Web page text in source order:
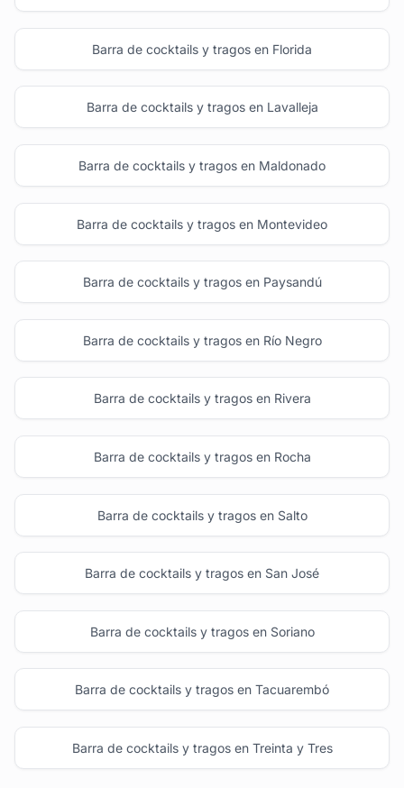
Barra de cocktails y tragos en Florida
Barra de cocktails y tragos en Lavalleja
Barra de cocktails y tragos en Maldonado
Barra de cocktails y tragos en Montevideo
Barra de cocktails y tragos en Paysandú
Barra de cocktails y tragos en Río Negro
Barra de cocktails y tragos en Rivera
Barra de cocktails y tragos en Rocha
Barra de cocktails y tragos en Salto
Barra de cocktails y tragos en San José
Barra de cocktails y tragos en Soriano
Barra de cocktails y tragos en Tacuarembó
Barra de cocktails y tragos en Treinta y Tres